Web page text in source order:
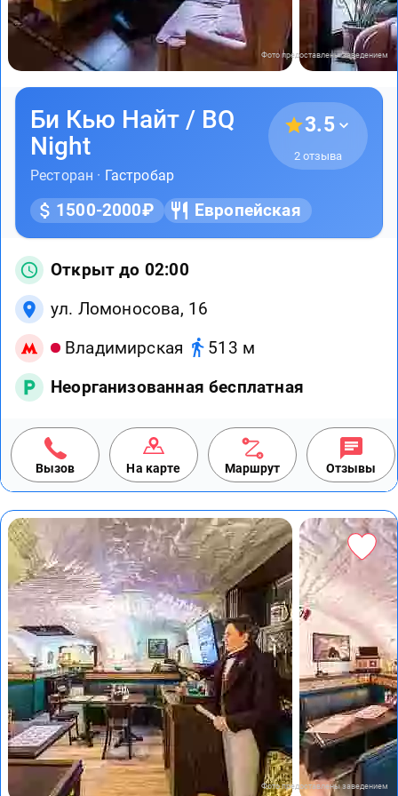
Фото предоставлены заведением
Би Кью Найт / BQ
Night
Ресторан · Гастробар
3.5
2 отзыва
1500-2000₽ Европейская
Открыт до 02:00
ул. Ломоносова, 16
Владимирская
513 м
Неорганизованная бесплатная
Вызов На карте Маршрут Отзывы
Фото предоставлены заведением